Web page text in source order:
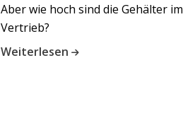
Aber wie hoch sind die Gehälter im
Vertrieb?
Weiterlesen